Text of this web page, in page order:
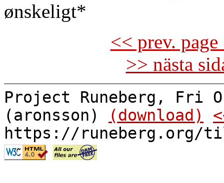
ønskeligt*
<< prev.
>> nästa
Project Runeberg, Fri
(aronsson)
(download)
https://runeberg.org/